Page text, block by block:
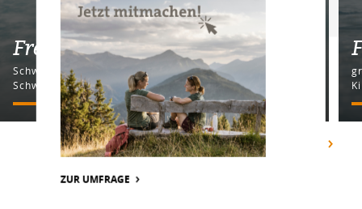
ZUR UMFRAGE
Freibad Pfunds
Schwimmbecken | Wasserrutsche | Planschbecken |
Schwimmen
ALLE ANZEIGEN